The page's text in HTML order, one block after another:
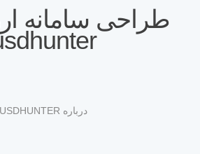
طراحی سامانه
درباره USDHUNTER